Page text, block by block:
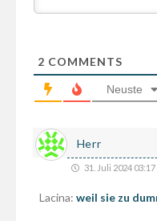
2 COMMENTS
Neuste
Herr
31. Juli 2024 03:17
Lacina: weil sie zu